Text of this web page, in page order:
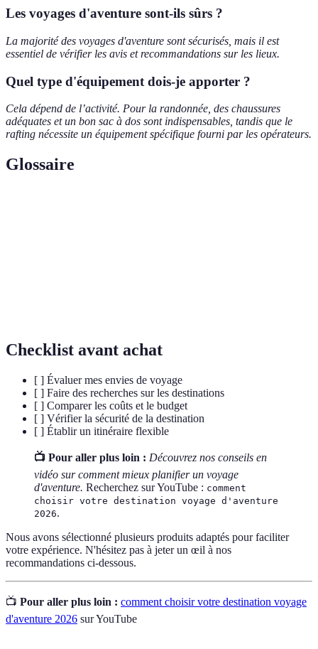
Les voyages d'aventure sont-ils sûrs ?
La majorité des voyages d'aventure sont sécurisés, mais il est
essentiel de vérifier les avis et recommandations sur les lieux.
Quel type d'équipement dois-je apporter ?
Cela dépend de l’activité. Pour la randonnée, des chaussures
adéquates et un bon sac à dos sont indispensables, tandis que le
rafting nécessite un équipement spécifique fourni par les opérateurs.
Glossaire
Checklist avant achat
[ ] Évaluer mes envies de voyage
[ ] Faire des recherches sur les destinations
[ ] Comparer les coûts et le budget
[ ] Vérifier la sécurité de la destination
[ ] Établir un itinéraire flexible
📺 Pour aller plus loin : Découvrez nos conseils en
vidéo sur comment mieux planifier un voyage
d'aventure. Recherchez sur YouTube : comment
choisir votre destination voyage d'aventure
2026.
Nous avons sélectionné plusieurs produits adaptés pour faciliter
votre expérience. N'hésitez pas à jeter un œil à nos
recommandations ci-dessous.
📺 Pour aller plus loin : comment choisir votre destination voyage
d'aventure 2026 sur YouTube